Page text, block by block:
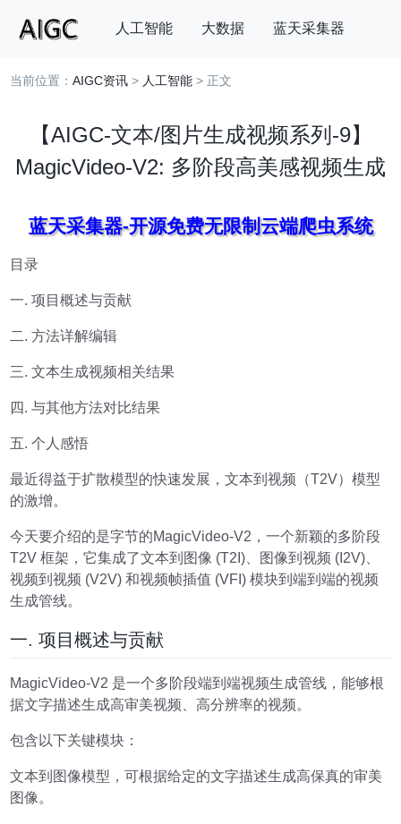
人工智能 大数据 蓝天采集器
搜索
当前位置：AIGC资讯 > 人工智能 > 正文
【AIGC-文本/图片生成视频系列-9】
MagicVideo-V2: 多阶段高美感视频生成
蓝天采集器-开源免费无限制云端爬虫系统
目录
一. 项目概述与贡献
二. 方法详解​编辑
三. 文本生成视频相关结果
四. 与其他方法对比结果
五. 个人感悟
最近得益于扩散模型的快速发展，文本到视频（T2V）模型
的激增。
今天要介绍的是字节的MagicVideo-V2，一个新颖的多阶段
T2V 框架，它集成了文本到图像 (T2I)、图像到视频 (I2V)、
视频到视频 (V2V) 和视频帧插值 (VFI) 模块到端到端的视频
生成管线。
一. 项目概述与贡献
MagicVideo-V2 是一个多阶段端到端视频生成管线，能够根
据文字描述生成高审美视频、高分辨率的视频。
包含以下关键模块：
文本到图像模型，可根据给定的文字描述生成高保真的审美
图像。